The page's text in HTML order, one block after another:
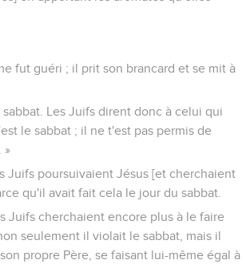
fut guéri ; il prit son brancard et se mit à
Les Juifs dirent donc à celui qui
le sabbat ; il ne t'est pas permis de
»
Juifs poursuivaient Jésus [et cherchaient
qu'il avait fait cela le jour du sabbat.
Juifs cherchaient encore plus à le faire
seulement il violait le sabbat, mais il
propre Père, se faisant lui-même égal à